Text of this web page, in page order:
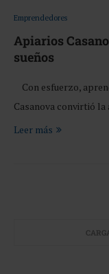
Emprendedores
Apiarios
sueños
Con esfuerzo,
Casanova convirtió
Leer más